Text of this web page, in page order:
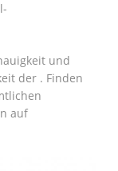
und
der . Finden
auf